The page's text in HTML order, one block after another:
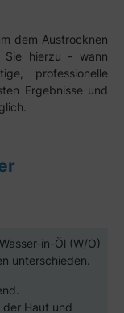
dem Austrocknen
Sie hierzu - wann
professionelle
Ergebnisse und
in-Öl (W/O)
unterschieden.
Haut und